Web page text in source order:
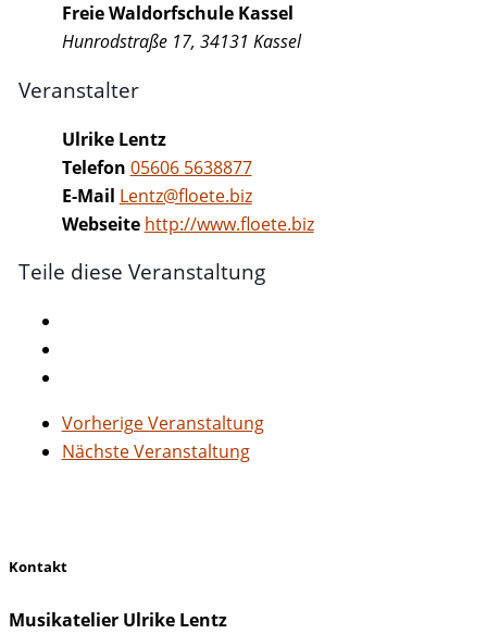
Freie Waldorfschule Kassel
Hunrodstraße 17, 34131 Kassel
Veranstalter
Ulrike Lentz
Telefon 05606 5638877
E-Mail Lentz@floete.biz
Webseite http://www.floete.biz
Teile diese Veranstaltung
Vorherige Veranstaltung
Nächste Veranstaltung
Kontakt
Musikatelier Ulrike Lentz